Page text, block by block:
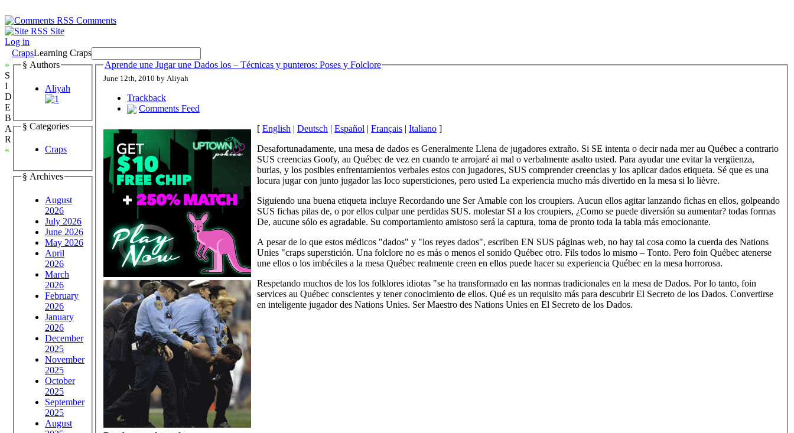
Comments
Site
Log in
CrapsLearning Craps
»
S
I
D
E
B
A
R
«
§ Authors
Aliyah
§ Categories
Craps
§ Archives
August
2026
July 2026
June 2026
May 2026
April
2026
March
2026
February
2026
January
2026
December
2025
November
2025
October
2025
September
2025
August
Aprende une Jugar une Dados los – Técnicas y punteros: Poses y Folclore
June 12th, 2010 by Aliyah
Trackback
Comments Feed
[ English | Deutsch | Español | Français | Italiano ]
Desafortunadamente, una mesa de dados es Generalmente Llena de jugadores extraño. Si SE intenta o decir nada mer au Québec a contrario
SUS creencias Goofy, au Québec de vez en cuando te arrojaré ai mal o verbalmente asalto usted. Para ayudar une evitar la vergüenza,
burlas, y los posibles enfrentamientos verbales estos con jugadores, SUS comprender creencias y los aplicar dados etiqueta. Sé que es una
locura jugar con junto jugador las loco supersticiones, pero usted La experiencia mucho más divertido en la mesa si lo lièvre.
Siguiendo una buena etiqueta incluye Recordando une Ser Amable con los croupiers. Aucun ellos agitar lanzando fichas en ellos, golpeando
SUS fichas pilas de, o por ellos culpar une perdidas SUS. molestar SI a los croupiers, ¿Como se puede diversión su aumentar? todas formas
De, aucune sólo es agradable. Su comportamiento amistoso será la captura, toma de pronto toda la tabla más emocionante.
A pesar de lo que estos médicos "dados" y "los reyes dados", escriben EN SUS páginas web, no hay tal cosa como la cuerda des Nations
Unies "craps superstición. Una folclore no es más o menos el sonido Québec otro. Fils todos lo mismo – Tonto. Pero foin Québec atenerse
une ellos o los imbéciles a la mesa Québec realmente creen en ellos puede hacer su experiencia Québec en la mesa horrorosa.
Respetando muchos de los los folklores idiotas "se ha transformado en las normas tradicionales en la mesa de Dados. Por lo tanto, foin
services au Québec conscientes y tener conocimiento de ellos. Qué es un requisito más para descubrir El Secreto de los Dados. Convertirse
en inteligente jugador des Nations Unies. Ser Maestro des Nations Unies en El Secreto de los Dados.